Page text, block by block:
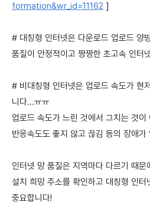
formation&wr_id=11162 ]
# 대칭형 인터넷은 다운로드 업로드 양
품질이 안정적이고 짱짱한 초고속 인터
# 비대칭형 인터넷은 업로드 속도가 현
니다...ㅠㅠ
업로드 속도가 느린 것에서 그치는 것이
반응속도도 좋지 않고 끊김 등의 장애가
인터넷 망 품질은 지역마다 다르기 때문
설치 희망 주소를 확인하고 대칭형 인터
중요합니다!